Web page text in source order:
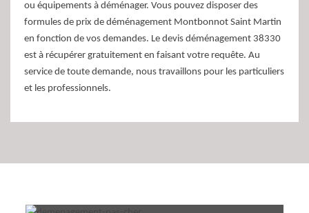
ou équipements à déménager. Vous pouvez disposer des
formules de prix de déménagement Montbonnot Saint Martin
en fonction de vos demandes. Le devis déménagement 38330
est à récupérer gratuitement en faisant votre requête. Au
service de toute demande, nous travaillons pour les particuliers
et les professionnels.